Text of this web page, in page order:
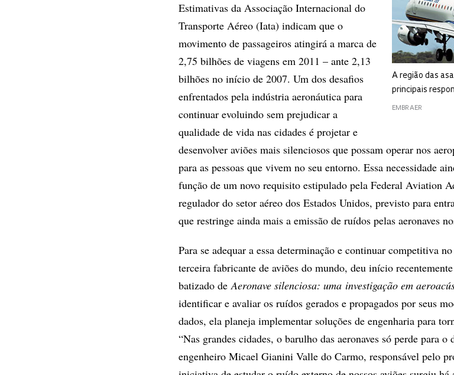
A região das
principais
EMBRAER
Estimativas da Associação Internacional do
Transporte Aéreo (Iata) indicam que o
movimento de passageiros atingirá a marca de
2,75 bilhões de viagens em 2011 – ante 2,13
bilhões no início de 2007. Um dos desafios
enfrentados pela indústria aeronáutica para
continuar evoluindo sem prejudicar a
qualidade de vida nas cidades é projetar e
desenvolver aviões mais silenciosos que possam operar nos
para as pessoas que vivem no seu entorno. Essa necessidade
função de um novo requisito estipulado pela Federal Aviation
regulador do setor aéreo dos Estados Unidos, previsto para
que restringe ainda mais a emissão de ruídos pelas aeronaves
Para se adequar a essa determinação e continuar competitiva
terceira fabricante de aviões do mundo, deu início
batizado deAeronave silenciosa: uma investigação em
identificar e avaliar os ruídos gerados e propagados por seus
dados, ela planeja implementar soluções de engenharia para
“Nas grandes cidades, o barulho das aeronaves só perde para o
engenheiro Micael Gianini Valle do Carmo, responsável pelo